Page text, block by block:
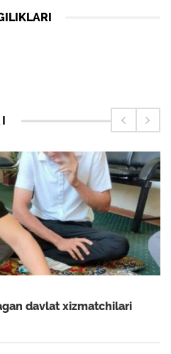
davlat xizmatchilari